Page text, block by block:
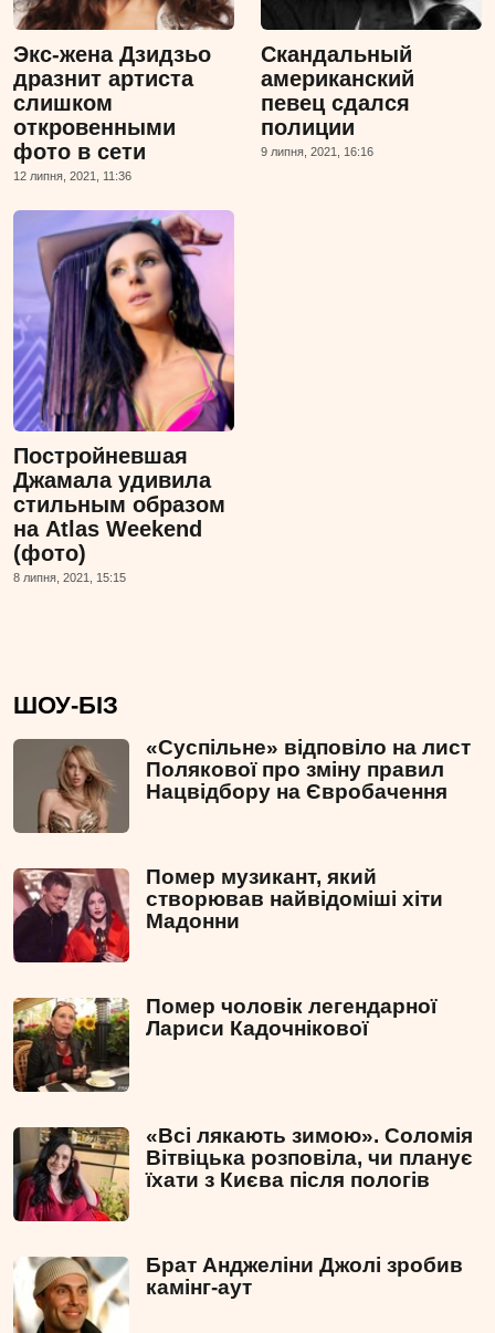
Экс-жена Дзидзьо
дразнит артиста
слишком
откровенными
фото в сети
12 липня, 2021, 11:36
Скандальный
американский
певец сдался
полиции
9 липня, 2021, 16:16
Постройневшая
Джамала удивила
стильным образом
на Atlas Weekend
(фото)
8 липня, 2021, 15:15
ШОУ-БІЗ
«Суспільне» відповіло на лист
Полякової про зміну правил
Нацвідбору на Євробачення
Помер музикант, який
створював найвідоміші хіти
Мадонни
Помер чоловік легендарної
Лариси Кадочнікової
«Всі лякають зимою». Соломія
Вітвіцька розповіла, чи планує
їхати з Києва після пологів
Брат Анджеліни Джолі зробив
камінг-аут